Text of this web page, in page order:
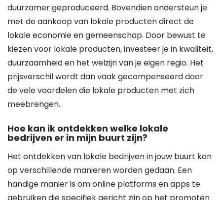
duurzamer geproduceerd. Bovendien ondersteun je
met de aankoop van lokale producten direct de
lokale economie en gemeenschap. Door bewust te
kiezen voor lokale producten, investeer je in kwaliteit,
duurzaamheid en het welzijn van je eigen regio. Het
prijsverschil wordt dan vaak gecompenseerd door
de vele voordelen die lokale producten met zich
meebrengen.
Hoe kan ik ontdekken welke lokale
bedrijven er in mijn buurt zijn?
Het ontdekken van lokale bedrijven in jouw buurt kan
op verschillende manieren worden gedaan. Een
handige manier is om online platforms en apps te